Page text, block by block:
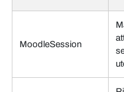
MoodleSession